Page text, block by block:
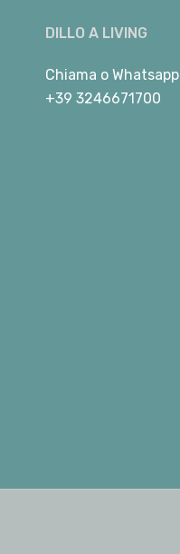
DILLO A LIVING
Chiama o Whatsapp
+39 3246671700